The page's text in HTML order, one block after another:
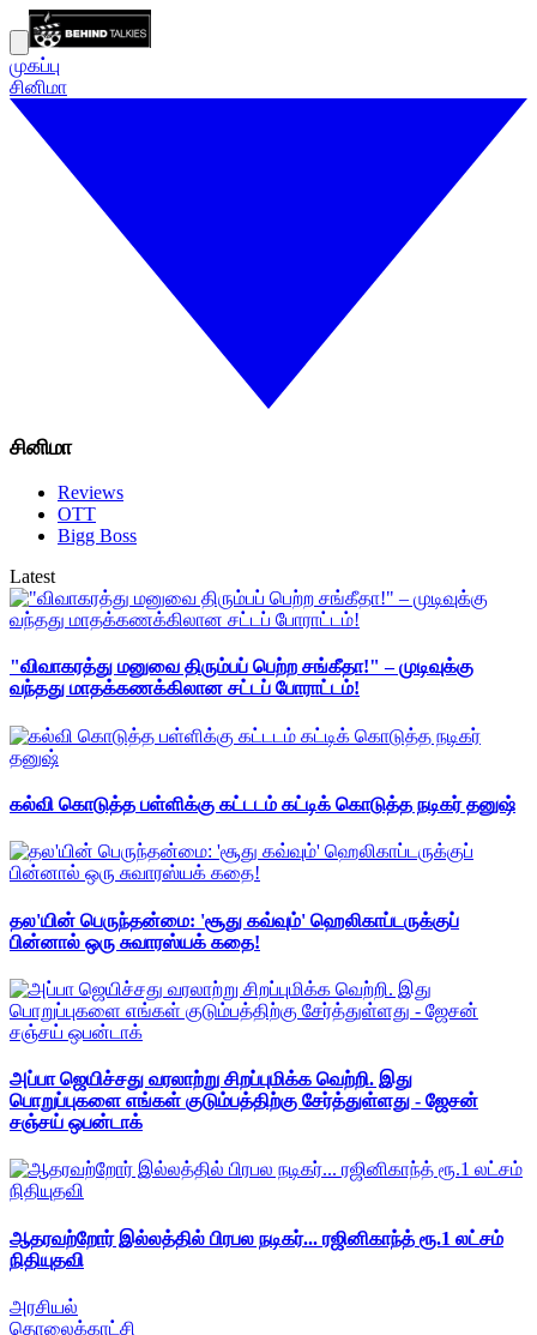
முகப்பு
சினிமா
சினிமா
Reviews
OTT
Bigg Boss
Latest
"விவாகரத்து மனுவை திரும்பப் பெற்ற சங்கீதா!" – முடிவுக்கு
வந்தது மாதக்கணக்கிலான சட்டப் போராட்டம்!
கல்வி கொடுத்த பள்ளிக்கு கட்டடம் கட்டிக் கொடுத்த நடிகர் தனுஷ்
தல'யின் பெருந்தன்மை: 'சூது கவ்வும்' ஹெலிகாப்டருக்குப்
பின்னால் ஒரு சுவாரஸ்யக் கதை!
அப்பா ஜெயிச்சது வரலாற்று சிறப்புமிக்க வெற்றி. இது
பொறுப்புகளை எங்கள் குடும்பத்திற்கு சேர்த்துள்ளது - ஜேசன்
சஞ்சய் ஒபன்டாக்
ஆதரவற்றோர் இல்லத்தில் பிரபல நடிகர்... ரஜினிகாந்த் ரூ.1 லட்சம்
நிதியுதவி
அரசியல்
தொலைக்காட்சி